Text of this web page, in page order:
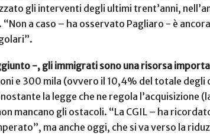
gli interventi degli ultimi trent’anni,
a caso – ha osservato Pagliaro - è
-, gli immigrati sono una risorsa
e 300 mila (ovvero il 10,4% del totale degli
la legge che ne regola l’acquisizione
mancano gli ostacoli. “La CGIL – ha
ma anche oggi, che si va verso la